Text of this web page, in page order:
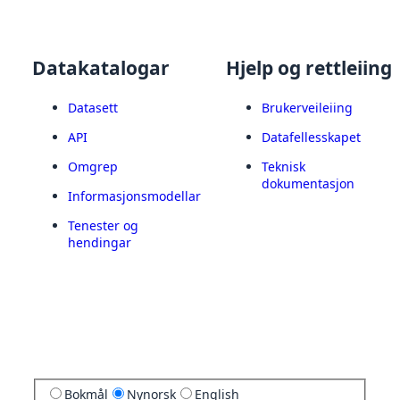
Datakatalogar
Datasett
API
Omgrep
Informasjonsmodellar
Tenester og
hendingar
Hjelp og rettleiing
Brukerveileiing
Datafellesskapet
Teknisk
dokumentasjon
Bokmål Nynorsk English